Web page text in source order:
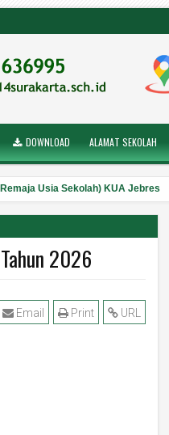
DOWNLOAD ALAMAT SEKOLAH
Usia Sekolah) KUA Jebres
2026
URL
Print
Email